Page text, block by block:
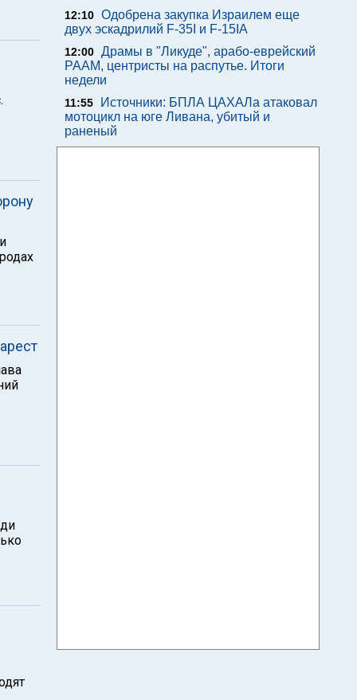
12:10 Одобрена закупка Израилем еще
двух эскадрилий F-35I и F-15IA
12:00 Драмы в "Ликуде", арабо-еврейский
РААМ, центристы на распутье. Итоги
недели
11:55
Источники: БПЛА ЦАХАЛа атаковал
мотоцикл на юге Ливана, убитый и
раненый